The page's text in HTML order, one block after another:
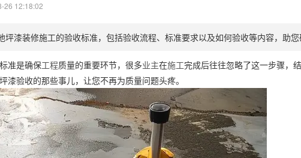
26 12:18:02
坪漆装修施工的验收标准，包括验收流程、标准要求以及如何验收等内容，助您
准是确保工程质量的重要环节，很多业主在施工完成后往往忽略了这一步骤，
漆验收的那些事儿，让您不再为质量问题头疼。